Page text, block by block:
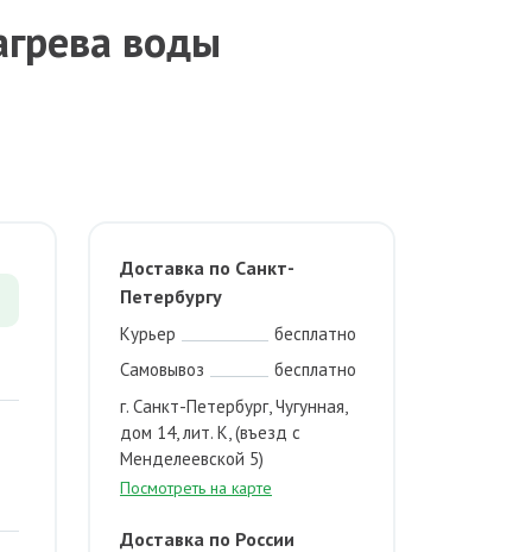
воды
Доставка по Санкт-
Петербургу
Курьер
бесплатно
Самовывоз
бесплатно
г. Санкт-Петербург, Чугунная,
дом 14, лит. К, (въезд с
Менделеевской 5)
Посмотреть на карте
Доставка по России